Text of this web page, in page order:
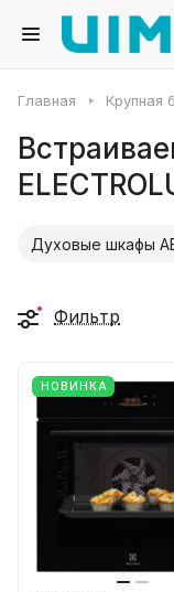
Главная Крупная
Духовые шкафы
Фильтр
НОВИНКА